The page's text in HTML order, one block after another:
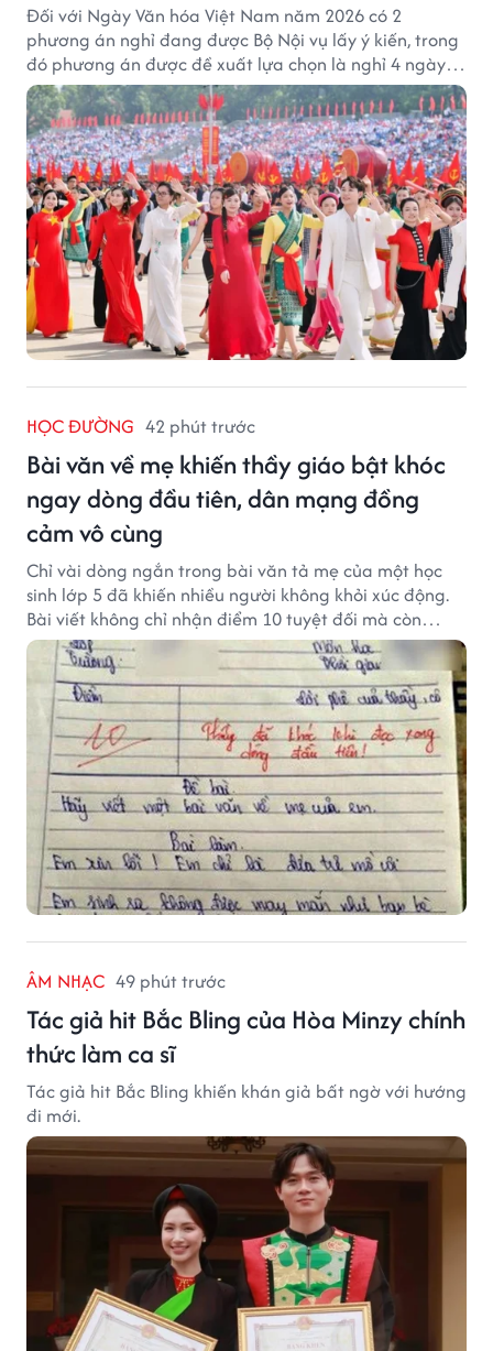
Đối với Ngày Văn hóa Việt Nam năm 2026 có 2
phương án nghỉ đang được Bộ Nội vụ lấy ý kiến, trong
đó phương án được đề xuất lựa chọn là nghỉ 4 ngày
liên tục từ 21/11 đến 24/11, đồng thời hoán đổi 1 ngày
làm việc sang thứ Bảy (28/11).
HỌC ĐƯỜNG 42 phút trước
Bài văn về mẹ khiến thầy giáo bật khóc
ngay dòng đầu tiên, dân mạng đồng
cảm vô cùng
Chỉ vài dòng ngắn trong bài văn tả mẹ của một học
sinh lớp 5 đã khiến nhiều người không khỏi xúc động.
Bài viết không chỉ nhận điểm 10 tuyệt đối mà còn
khiến thầy giáo nghẹn ngào viết lời phê: "Thầy đã
khóc khi đọc xong dòng đầu tiên."
ÂM NHẠC 49 phút trước
Tác giả hit Bắc Bling của Hòa Minzy chính
thức làm ca sĩ
Tác giả hit Bắc Bling khiến khán giả bất ngờ với hướng
đi mới.